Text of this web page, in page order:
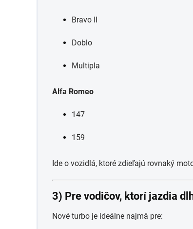
Bravo II
Doblo
Multipla
Alfa Romeo
147
159
Ide o vozidlá, ktoré zdieľajú rovnaký
3) Pre vodičov, ktorí jazdia
Nové turbo je ideálne najmä pre: